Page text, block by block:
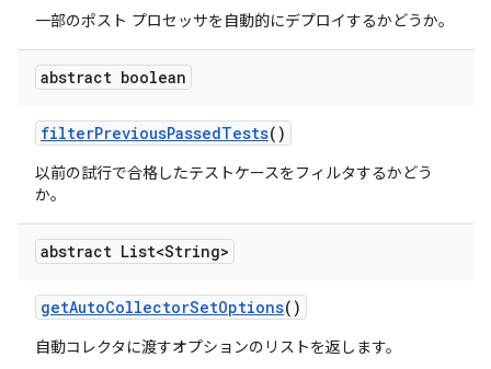
一部のポスト プロセッサを自動的にデプロイするかどうか。
abstract boolean
filterPreviousPassedTests()
以前の試行で合格したテストケースをフィルタするかどう
か。
abstract List<String>
getAutoCollectorSetOptions()
自動コレクタに渡すオプションのリストを返します。